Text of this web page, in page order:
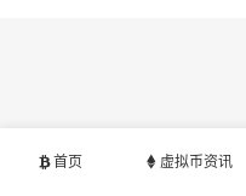
首页 虚拟币资讯